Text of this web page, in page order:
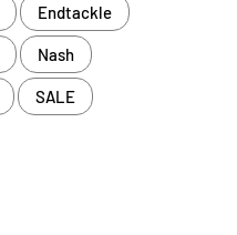
Endtackle
Nash
SALE